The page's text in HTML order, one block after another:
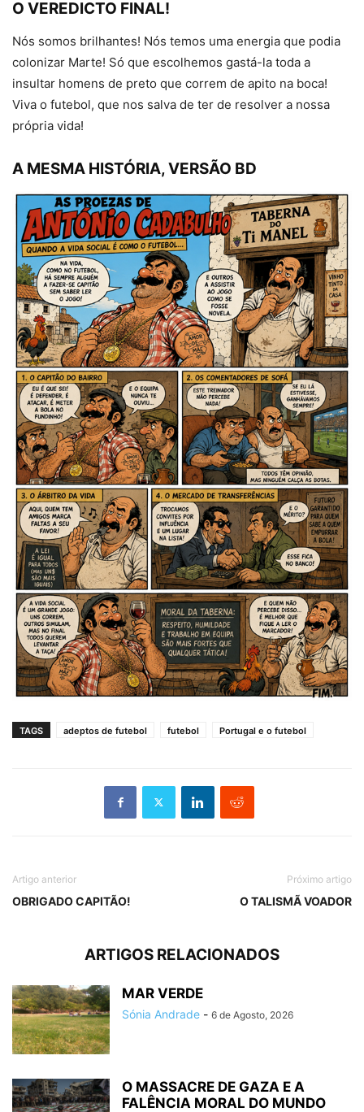
O VEREDICTO FINAL!
Nós somos brilhantes! Nós temos uma energia que podia
colonizar Marte! Só que escolhemos gastá-la toda a
insultar homens de preto que correm de apito na boca!
Viva o futebol, que nos salva de ter de resolver a nossa
própria vida!
A MESMA HISTÓRIA, VERSÃO BD
TAGS adeptos de futebol futebol Portugal e o futebol
Artigo anterior
OBRIGADO CAPITÃO!
Próximo artigo
O TALISMÃ VOADOR
ARTIGOS RELACIONADOS
MAR VERDE
Sónia Andrade - 6 de Agosto, 2026
O MASSACRE DE GAZA E A
FALÊNCIA MORAL DO MUNDO